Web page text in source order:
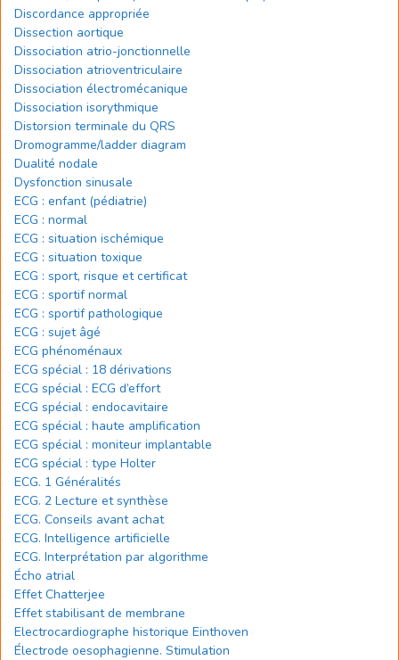
Discordance appropriée
Dissection aortique
Dissociation atrio-jonctionnelle
Dissociation atrioventriculaire
Dissociation électromécanique
Dissociation isorythmique
Distorsion terminale du QRS
Dromogramme/ladder diagram
Dualité nodale
Dysfonction sinusale
ECG : enfant (pédiatrie)
ECG : normal
ECG : situation ischémique
ECG : situation toxique
ECG : sport, risque et certificat
ECG : sportif normal
ECG : sportif pathologique
ECG : sujet âgé
ECG phénoménaux
ECG spécial : 18 dérivations
ECG spécial : ECG d’effort
ECG spécial : endocavitaire
ECG spécial : haute amplification
ECG spécial : moniteur implantable
ECG spécial : type Holter
ECG. 1 Généralités
ECG. 2 Lecture et synthèse
ECG. Conseils avant achat
ECG. Intelligence artificielle
ECG. Interprétation par algorithme
Écho atrial
Effet Chatterjee
Effet stabilisant de membrane
Electrocardiographe historique Einthoven
Électrode oesophagienne. Stimulation